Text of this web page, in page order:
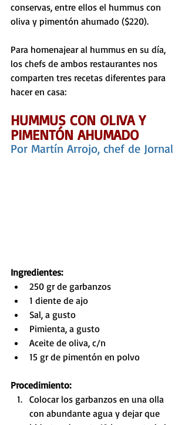
conservas, entre ellos el hummus con
oliva y pimentón ahumado ($220).
Para homenajear al hummus en su día,
los chefs de ambos restaurantes nos
comparten tres recetas diferentes para
hacer en casa:
HUMMUS CON OLIVA Y
PIMENTÓN AHUMADO
Por Martín Arrojo, chef de Jornal
Ingredientes:
250 gr de garbanzos
1 diente de ajo
Sal, a gusto
Pimienta, a gusto
Aceite de oliva, c/n
15 gr de pimentón en polvo
Procedimiento:
Colocar los garbanzos en una olla
con abundante agua y dejar que